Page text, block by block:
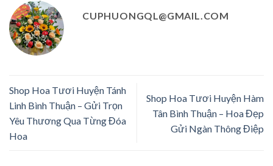
CUPHUONGQL@GMAIL.COM
Shop Hoa Tươi Huyện Tánh
Linh Bình Thuận – Gửi Trọn
Yêu Thương Qua Từng Đóa
Hoa
Shop Hoa Tươi Huyện Hàm
Tân Bình Thuận – Hoa Đẹp
Gửi Ngàn Thông Điệp